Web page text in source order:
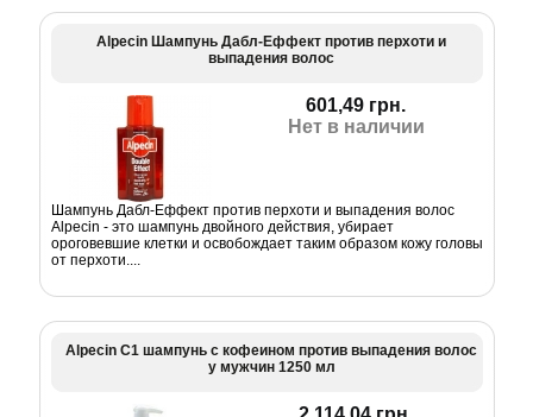
Alpecin Шампунь Дабл-Еффект против перхоти и
выпадения волос
601,49 грн.
Нет в наличии
Шампунь Дабл-Еффект против перхоти и выпадения волос
Alpecin - это шампунь двойного действия, убирает
ороговевшие клетки и освобождает таким образом кожу головы
от перхоти....
Alpecin С1 шампунь c кофеином против выпадения волос
у мужчин 1250 мл